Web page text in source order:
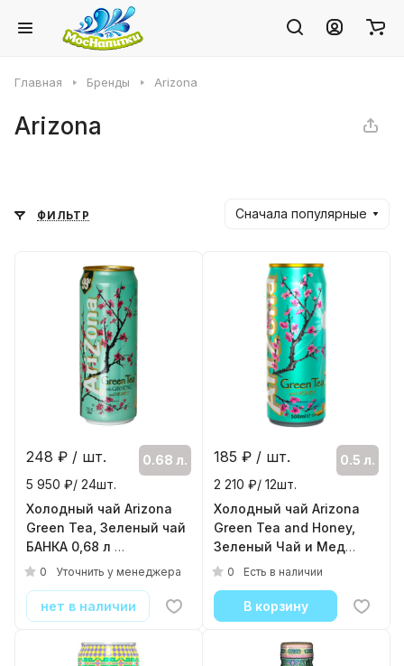
Главная Бренды Arizona
Arizona
ФИЛЬТР Сначала популярные
248 ₽ / шт.
0.68 л.
5 950 ₽/ 24шт.
Холодный чай Arizona
Green Tea, Зеленый чай
БАНКА 0,68 л
( 24шт./уп. )
0 Уточнить у менеджера
нет в наличии
185 ₽ / шт.
0.5 л.
2 210 ₽/ 12шт.
Холодный чай Arizona
Green Tea and Honey,
Зеленый Чай и Мед
0.5л, банка
0 Есть в наличии
В корзину